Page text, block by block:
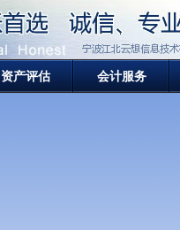
资产评估 会计服务